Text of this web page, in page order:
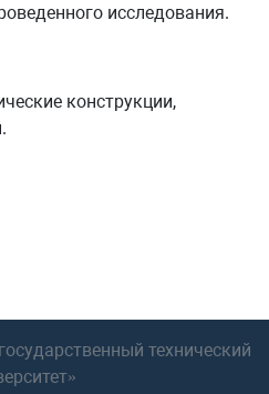
исследования.
конструкции,
технический